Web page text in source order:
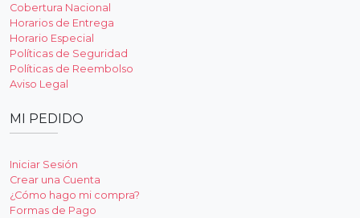
Cobertura Nacional
Horarios de Entrega
Horario Especial
Políticas de Seguridad
Políticas de Reembolso
Aviso Legal
MI PEDIDO
Iniciar Sesión
Crear una Cuenta
¿Cómo hago mi compra?
Formas de Pago